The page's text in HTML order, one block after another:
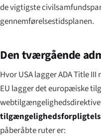
de vigtigste
gennemførelsestidsplanen.
Den tværgående
Hvor USA lagger ADA Title
EU lagger det europæiske
påberåbte ruter er: